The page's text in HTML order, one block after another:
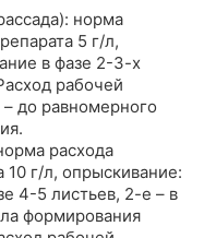
норма
5 г/л,
в фазе 2-3-х
рабочей
до равномерного
расхода
10 г/л, опрыскивание:
4-5 листьев, 2-е – в
формирования